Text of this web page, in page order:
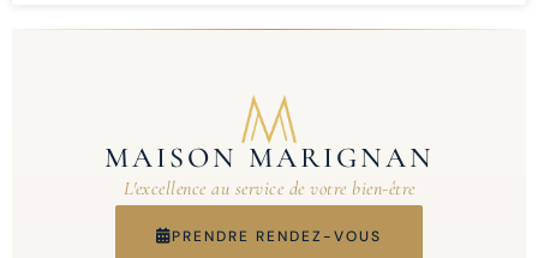
MAISON MARIGNAN
L'excellence au service de votre bien-être
PRENDRE RENDEZ-VOUS